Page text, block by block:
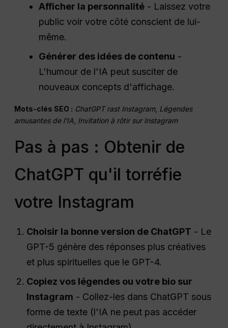
Afficher la personnalité - Laissez votre
public voir votre côté conscient de lui-
même.
Générer des idées de contenu -
L'humour de l'IA peut susciter de
nouveaux concepts d'affichage.
Mots-clés SEO : ChatGPT rast Instagram, Légendes
amusantes de l'IA Invitation à rôtir sur Instagram
Pas à pas : Obtenir de
ChatGPT qu'il torréfie
votre Instagram
Choisir la bonne version de ChatGPT - Le
GPT-5 génère des réponses plus créatives
et plus spirituelles que le GPT-4.
Copiez vos légendes ou votre bio sur
Instagram - Collez-les dans ChatGPT sous
forme de texte (l'IA ne peut pas accéder